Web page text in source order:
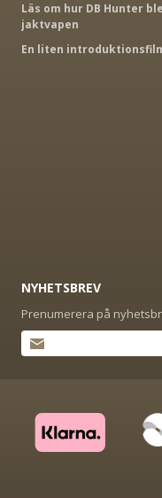
Läs om hur DB Hunter
jaktvapen
En liten
NYHETSBREV
Prenumerera på